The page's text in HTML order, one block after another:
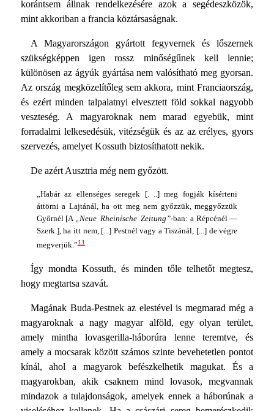
korántsem állnak rendelkezésére azok a segédeszközök,
mint akkoriban a francia köztársaságnak.
A Magyarországon gyártott fegyvernek és lőszernek
szükségképpen igen rossz minőségűnek kell lennie;
különösen az ágyúk gyártása nem valósítható meg gyorsan.
Az ország megközelítőleg sem akkora, mint Franciaország,
és ezért minden talpalatnyi elvesztett föld sokkal nagyobb
veszteség. A magyaroknak nem marad egyebük, mint
forradalmi lelkesedésük, vitézségük és az az erélyes, gyors
szervezés, amelyet Kossuth biztosíthatott nekik.
De azért Ausztria még nem győzött.
„Habár az ellenséges seregek [. ..] meg fogják kísérteni
áttörni a Lajtánál, ha ott meg nem győzzük, meggyőzzük
Győrnél [A „Neue Rheinische Zeitung”-ban: a Répcénél —
Szerk.], ha itt nem, [...] Pestnél vagy a Tiszánál, [...] de végre
megverjük.”11
Így mondta Kossuth, és minden tőle telhetőt megtesz,
hogy megtartsa szavát.
Magának Buda-Pestnek az elestével is megmarad még a
magyaroknak a nagy magyar alföld, egy olyan terület,
amely mintha lovasgerilla-háborúra lenne teremtve, és
amely a mocsarak között számos szinte bevehetetlen pontot
kínál, ahol a magyarok befészkelhetik magukat. És a
magyarokban, akik csaknem mind lovasok, megvannak
mindazok a tulajdonságok, amelyek ennek a háborúnak a